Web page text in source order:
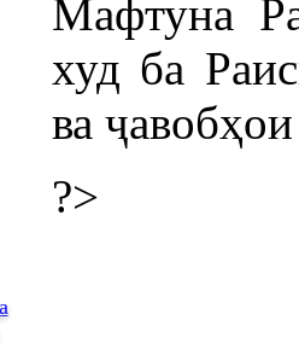
Мафтуна
худ ба
ва
?>